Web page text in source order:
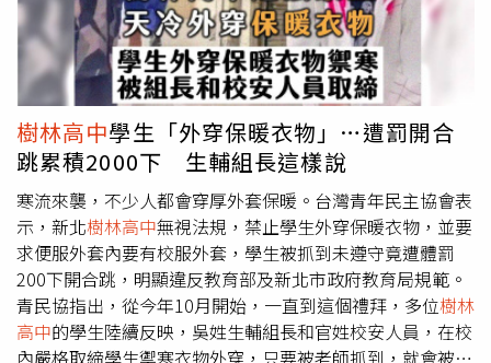
戰術指導外，更重要的是給選手心靈上的安撫，此次不是自
己熟悉的人陪在旁邊，心情難免受到影響，但他以前三名為
目標，希望能為新北抱回獎牌。江宜珊與教練鄭嘉慶（右）
感情深厚、默契十足，多次在教練的指導下順利得勝。（圖
／翻攝畫面）江宜珊的父親江亘松則表示，教練沒有好壞，
但真的有默契好不好的問題，特別今年羅嘉翎和黃昱翔都要
拚連霸，都期盼能為新北再創榮光，希望市政府能考量選手
權益和表現，調整名單讓選手在場上好好發揮。新北市政府
體育局長洪玉玲表示，依據𠄘辦單位雲林縣政府公告的114
年全國運動會競賽規程規定，各縣市跆拳道教練，僅能註冊
報名1位教練，是各縣市通案性案例。洪玉玲說，雲林縣政
府同意提供現場換證機制，讓每位選手的指導教練能夠實際
在場邊指導。此外，全運會期間提供每位選手每日共2000
元，作為住宿費、膳食費，交通費依實支付。
書，但學生對於自省書非常反感，才衍生出替代方案「開合
跳」。曹永央說明，現在校園多元化，每間學校服儀規定不
太一樣，在管理方面校方也是兩難，但是基於安全管理，校
方仍會願意承擔，如何兼顧效益及平衡點仍需大家集思廣益
來解決，至於是否有機會微調，曹永央說將在今日的服儀會
議，針對這部分提出討論。教育局回應，經了解，學校處置
措施未符合相關規定的部分確有疏失，已立即調整相關處置
措施。近期寒流來襲，會持續嚴格要求各校以維護學生權益
與健康為優先，杜絕各類不合宜的管理措施。
樹林高中學生「外穿保暖衣物」…遭罰開合
跳累積2000下 生輔組長這樣說
寒流來襲，不少人都會穿厚外套保暖。台灣青年民主協會表
示，新北樹林高中無視法規，禁止學生外穿保暖衣物，並要
求便服外套內要有校服外套，學生被抓到未遵守竟遭體罰
200下開合跳，明顯違反教育部及新北市政府教育局規範。
青民協指出，從今年10月開始，一直到這個禮拜，多位樹林
高中的學生陸續反映，吳姓生輔組長和官姓校安人員，在校